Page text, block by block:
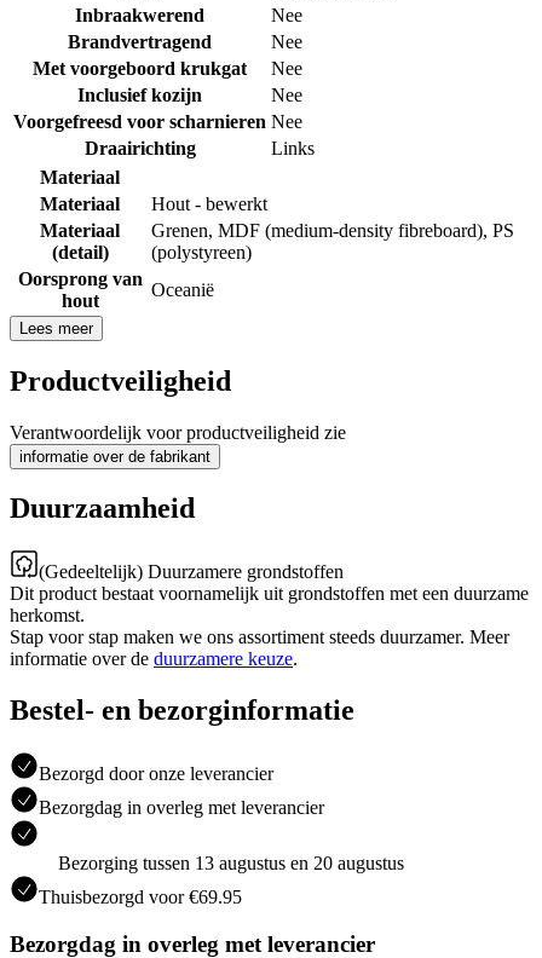
Inbraakwerend
Nee
Brandvertragend
Nee
Met voorgeboord krukgat
Nee
Inclusief kozijn
Nee
Voorgefreesd voor scharnieren Nee
Draairichting
Links
Materiaal
Materiaal
Hout - bewerkt
Materiaal
(detail)
Grenen, MDF (medium-density fibreboard), PS
(polystyreen)
Oorsprong van
hout
Oceanië
Lees meer
Productveiligheid
Verantwoordelijk voor productveiligheid zie
informatie over de fabrikant
Duurzaamheid
(Gedeeltelijk) Duurzamere grondstoffen
Dit product bestaat voornamelijk uit grondstoffen met een duurzame
herkomst.
Stap voor stap maken we ons assortiment steeds duurzamer. Meer
informatie over de duurzamere keuze.
Bestel- en bezorginformatie
Bezorgd door onze leverancier
Bezorgdag in overleg met leverancier
Bezorging tussen 13 augustus en 20 augustus
Thuisbezorgd voor €69.95
Bezorgdag in overleg met leverancier